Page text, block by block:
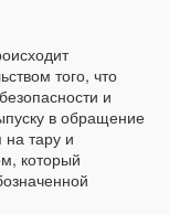
того, что
и
в обращение
тару и
который